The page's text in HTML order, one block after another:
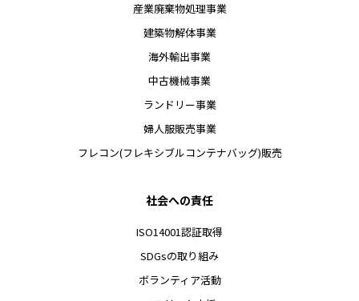
産業廃棄物処理事業
建築物解体事業
海外輸出事業
中古機械事業
ランドリー事業
婦人服販売事業
フレコン(フレキシブルコンテナバッグ)販売
社会への責任
ISO14001認証取得
SDGsの取り組み
ボランティア活動